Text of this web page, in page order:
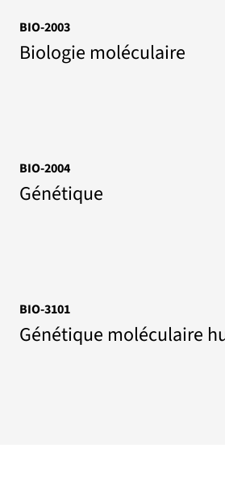
BIO-2003
Biologie moléculaire
BIO-2004
Génétique
BIO-3101
Génétique moléculaire